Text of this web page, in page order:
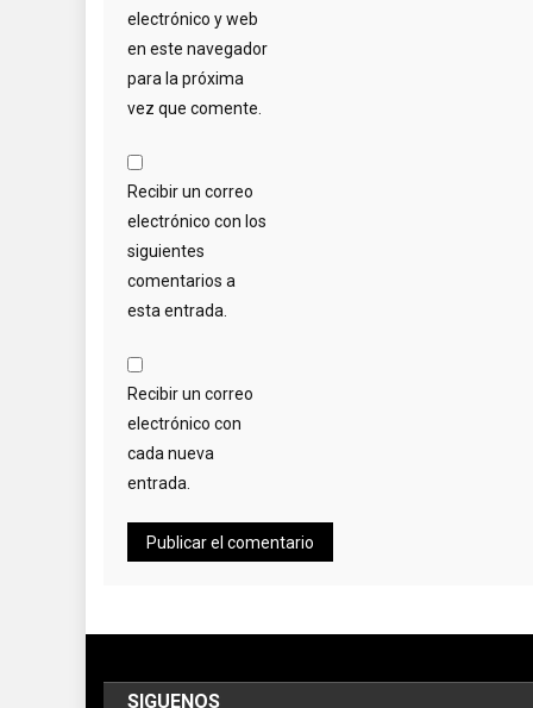
electrónico y web
en este navegador
para la próxima
vez que comente.
Recibir un correo
electrónico con los
siguientes
comentarios a
esta entrada.
Recibir un correo
electrónico con
cada nueva
entrada.
SIGUENOS